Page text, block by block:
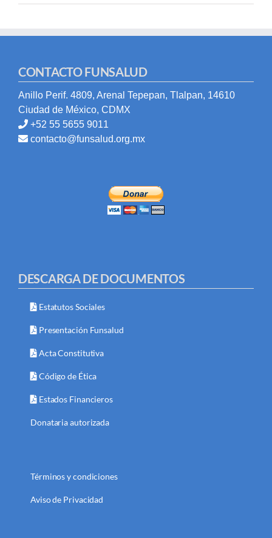
CONTACTO FUNSALUD
Anillo Perif. 4809, Arenal Tepepan, Tlalpan, 14610
Ciudad de México, CDMX
+52 55 5655 9011
contacto@funsalud.org.mx
DESCARGA DE DOCUMENTOS
Estatutos Sociales
Presentación Funsalud
Acta Constitutiva
Código de Ética
Estados Financieros
Donataria autorizada
Términos y condiciones
Aviso de Privacidad